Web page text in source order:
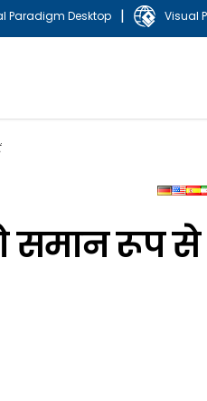
Paradigm Desktop | Visual
रूप से